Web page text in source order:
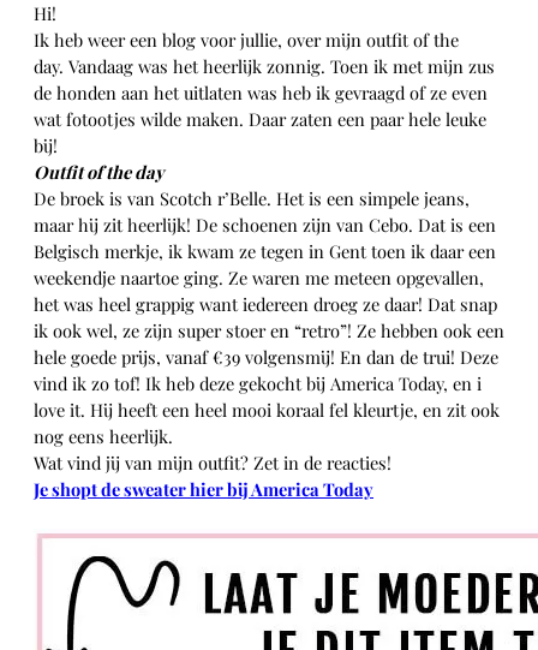
Hi!
Ik heb weer een blog voor jullie, over mijn outfit of the
day. Vandaag was het heerlijk zonnig. Toen ik met mijn zus
de honden aan het uitlaten was heb ik gevraagd of ze even
wat fotootjes wilde maken. Daar zaten een paar hele leuke
bij!
Outfit of the day
De broek is van Scotch r’Belle. Het is een simpele jeans,
maar hij zit heerlijk! De schoenen zijn van Cebo. Dat is een
Belgisch merkje, ik kwam ze tegen in Gent toen ik daar een
weekendje naartoe ging. Ze waren me meteen opgevallen,
het was heel grappig want iedereen droeg ze daar! Dat snap
ik ook wel, ze zijn super stoer en “retro”! Ze hebben ook een
hele goede prijs, vanaf €39 volgensmij! En dan de trui! Deze
vind ik zo tof! Ik heb deze gekocht bij America Today, en i
love it. Hij heeft een heel mooi koraal fel kleurtje, en zit ook
nog eens heerlijk.
Wat vind jij van mijn outfit? Zet in de reacties!
Je shopt de sweater hier bij America Today